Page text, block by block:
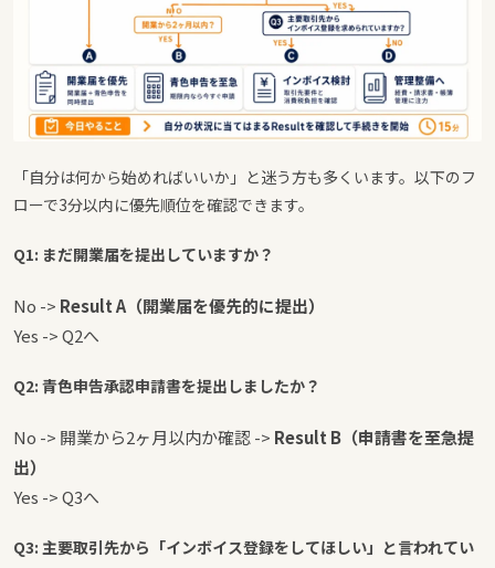
「自分は何から始めればいいか」と迷う方も多くいます。以下のフ
ローで3分以内に優先順位を確認できます。
Q1: まだ開業届を提出していますか？
No -> Result A（開業届を優先的に提出）
Yes -> Q2へ
Q2: 青色申告承認申請書を提出しましたか？
No -> 開業から2ヶ月以内か確認 -> Result B（申請書を至急提
出）
Yes -> Q3へ
Q3: 主要取引先から「インボイス登録をしてほしい」と言われてい